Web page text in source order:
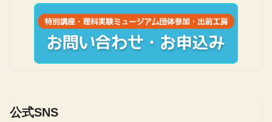
公式SNS